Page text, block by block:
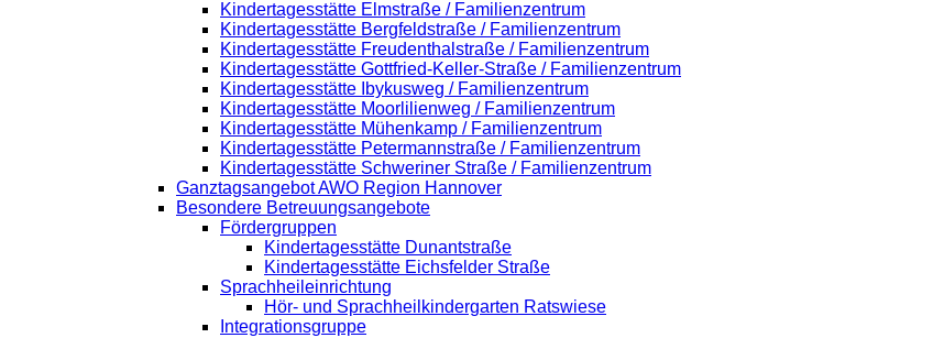
Kindertagesstätte Elmstraße / Familienzentrum
Kindertagesstätte Bergfeldstraße / Familienzentrum
Kindertagesstätte Freudenthalstraße / Familienzentrum
Kindertagesstätte Gottfried-Keller-Straße / Familienzentrum
Kindertagesstätte Ibykusweg / Familienzentrum
Kindertagesstätte Moorlilienweg / Familienzentrum
Kindertagesstätte Mühenkamp / Familienzentrum
Kindertagesstätte Petermannstraße / Familienzentrum
Kindertagesstätte Schweriner Straße / Familienzentrum
Ganztagsangebot AWO Region Hannover
Besondere Betreuungsangebote
Fördergruppen
Kindertagesstätte Dunantstraße
Kindertagesstätte Eichsfelder Straße
Sprachheileinrichtung
Hör- und Sprachheilkindergarten Ratswiese
Integrationsgruppe